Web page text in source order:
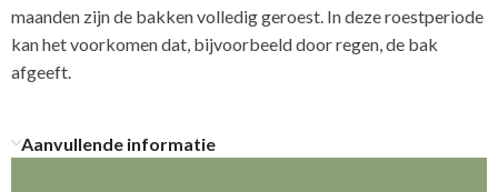
maanden zijn de bakken volledig geroest. In deze roestperiode
kan het voorkomen dat, bijvoorbeeld door regen, de bak
afgeeft.
Aanvullende informatie